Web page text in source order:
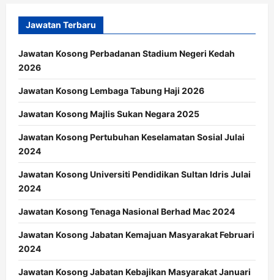
Jawatan Terbaru
Jawatan Kosong Perbadanan Stadium Negeri Kedah
2026
Jawatan Kosong Lembaga Tabung Haji 2026
Jawatan Kosong Majlis Sukan Negara 2025
Jawatan Kosong Pertubuhan Keselamatan Sosial Julai
2024
Jawatan Kosong Universiti Pendidikan Sultan Idris Julai
2024
Jawatan Kosong Tenaga Nasional Berhad Mac 2024
Jawatan Kosong Jabatan Kemajuan Masyarakat Februari
2024
Jawatan Kosong Jabatan Kebajikan Masyarakat Januari